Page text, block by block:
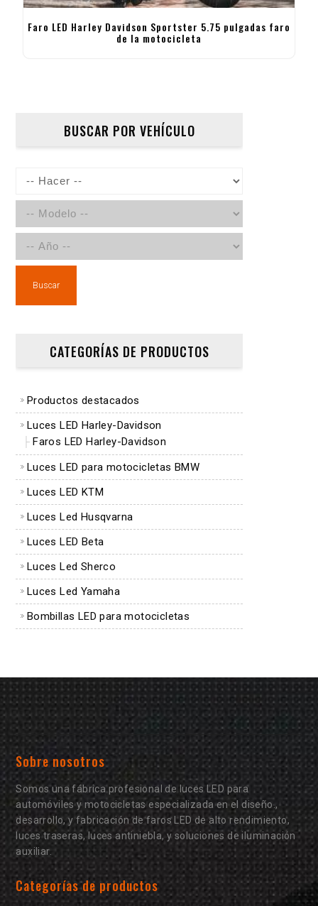
Faro LED Harley Davidson Sportster 5.75 pulgadas faro
de la motocicleta
BUSCAR POR VEHÍCULO
Buscar
CATEGORÍAS DE PRODUCTOS
Productos destacados
Luces LED Harley-Davidson
Faros LED Harley-Davidson
Luces LED para motocicletas BMW
Luces LED KTM
Luces Led Husqvarna
Luces LED Beta
Luces Led Sherco
Luces Led Yamaha
Bombillas LED para motocicletas
Sobre nosotros
Somos una fábrica profesional de luces LED para
automóviles y motocicletas especializada en el diseño.,
desarrollo, y fabricación de faros LED de alto rendimiento,
luces traseras, luces antiniebla, y soluciones de iluminación
auxiliar.
Categorías de productos